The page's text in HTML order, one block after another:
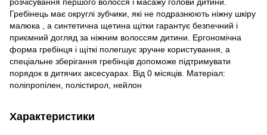
Гребінець має округлі зубчики, які не подразнюють ніжну шкіру
малюка , а синтетична щетина щітки гарантує безпечний і
приємний догляд за ніжним волоссям дитини. Ергономічна
форма гребінця і щіткі полегшує зручне користування, а
спеціальне зберігання гребінців допоможе підтримувати
порядок в дитячих аксесуарах. Від 0 місяців. Матеріал:
поліпропілен, полістирол, нейлон
Характеристики